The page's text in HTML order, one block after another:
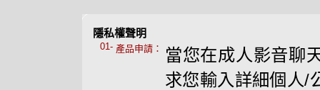
隱私權聲明
01- 產品申請：
當您在成人影音聊
求您輸入詳細個人/